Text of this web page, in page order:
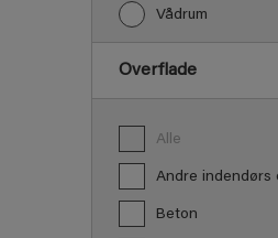
Vådrum
Overflade
Alle
Andre
Beton